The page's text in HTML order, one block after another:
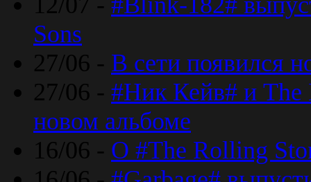
Sons
27/06 - В сети появился
27/06 - #Ник Кейв# и The
новом альбоме
16/06 - О #The Rolling